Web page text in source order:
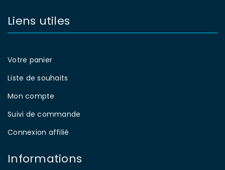
Liens utiles
Votre panier
Liste de souhaits
Mon compte
Suivi de commande
Connexion affilié
Informations